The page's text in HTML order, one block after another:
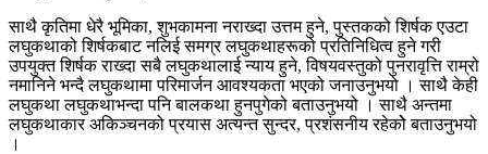
साथै कृतिमा धेरै भूमिका, शुभकामना नराख्दा उत्तम हुने, पुस्तकको शिर्षक एउटा
लघुकथाको शिर्षकबाट नलिई समग्र लघुकथाहरूको प्रतिनिधित्व हुने गरी
उपयुक्त शिर्षक राख्दा सबै लघुकथालाई न्याय हुने, विषयवस्तुको पुनरावृत्ति राम्रो
नमानिने भन्दै लघुकथामा परिमार्जन आवश्यकता भएको जनाउनुभयो । साथै केही
लघुकथा लघुकथाभन्दा पनि बालकथा हुनपुगेको बताउनुभयो । साथै अन्तमा
लघुकथाकार अकिञ्चनको प्रयास अत्यन्त सुन्दर, प्रशंसनीय रहेकोे बताउनुभयो
।